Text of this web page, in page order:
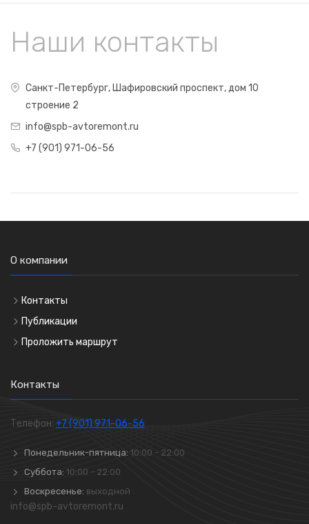
Наши контакты
Санкт-Петербург, Шафировский проспект, дом 10
строение 2
info@spb-avtoremont.ru
+7 (901) 971-06-56
О компании
Контакты
Публикации
Проложить маршрут
Контакты
Телефон: +7 (901) 971-06-56
Понедельник-пятница: 10:00 - 22:00
Суббота: 10:00 - 22:00
Воскресенье: выходной
info@spb-avtoremont.ru